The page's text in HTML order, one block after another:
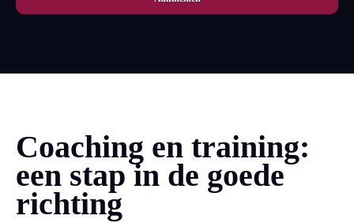
Coaching en training:
een stap in de goede
richting